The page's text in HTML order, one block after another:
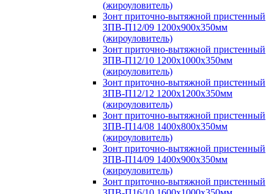
(жироуловитель)
Зонт приточно-вытяжной пристенный
ЗПВ-П12/09 1200х900х350мм
(жироуловитель)
Зонт приточно-вытяжной пристенный
ЗПВ-П12/10 1200х1000х350мм
(жироуловитель)
Зонт приточно-вытяжной пристенный
ЗПВ-П12/12 1200х1200х350мм
(жироуловитель)
Зонт приточно-вытяжной пристенный
ЗПВ-П14/08 1400х800х350мм
(жироуловитель)
Зонт приточно-вытяжной пристенный
ЗПВ-П14/09 1400х900х350мм
(жироуловитель)
Зонт приточно-вытяжной пристенный